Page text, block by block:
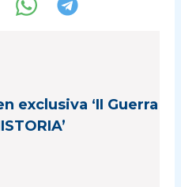
exclusiva ‘II Guerra